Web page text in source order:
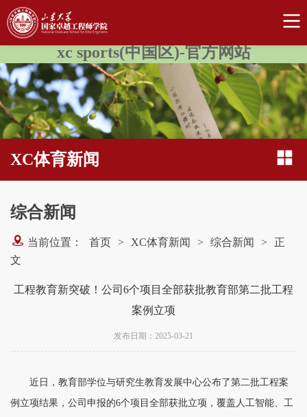
xc sports(中国区)-官方网站
XC体育新闻
综合新闻
当前位置： 首页 > XC体育新闻 > 综合新闻 >
正
文
工程教育新突破！公司6个项目全部获批教育部第二批工程
案例立项
发布日期：2025-03-21
近日，教育部学位与研究生教育发展中心公布了第二批工程案
例立项结果，公司申报的6个项目全部获批立项，覆盖人工智能、工